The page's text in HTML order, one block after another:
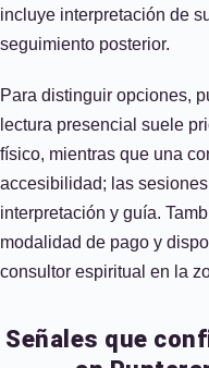
incluye interpretación de
seguimiento posterior.
Para distinguir opciones,
lectura presencial suele
físico, mientras que una
accesibilidad; las
interpretación y guía.
modalidad de pago y
consultor espiritual en la
Señales que